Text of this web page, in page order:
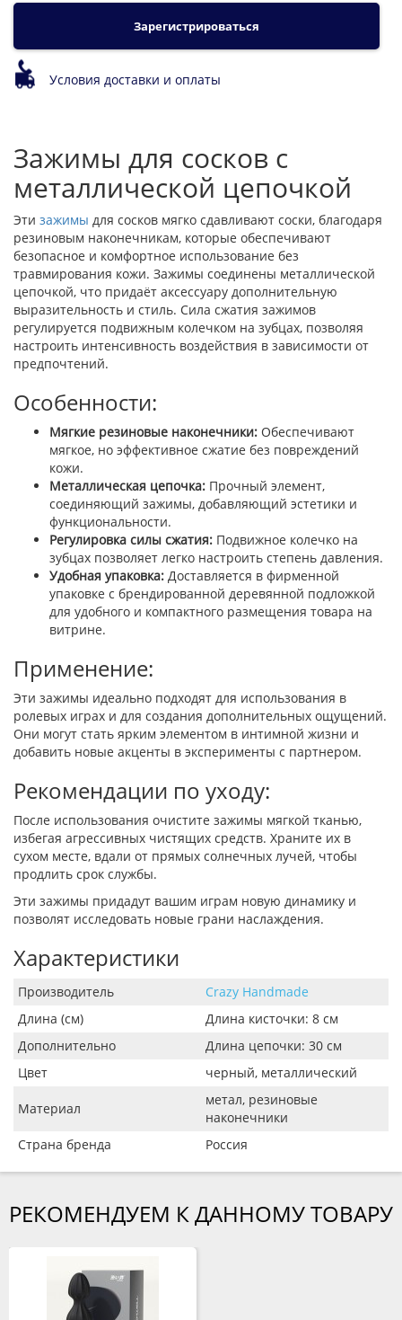
Зарегистрироваться
Условия доставки и оплаты
Зажимы для сосков с
металлической цепочкой
Эти зажимы для сосков мягко сдавливают соски, благодаря
резиновым наконечникам, которые обеспечивают
безопасное и комфортное использование без
травмирования кожи. Зажимы соединены металлической
цепочкой, что придаёт аксессуару дополнительную
выразительность и стиль. Сила сжатия зажимов
регулируется подвижным колечком на зубцах, позволяя
настроить интенсивность воздействия в зависимости от
предпочтений.
Особенности:
Мягкие резиновые наконечники: Обеспечивают
мягкое, но эффективное сжатие без повреждений
кожи.
Металлическая цепочка: Прочный элемент,
соединяющий зажимы, добавляющий эстетики и
функциональности.
Регулировка силы сжатия: Подвижное колечко на
зубцах позволяет легко настроить степень давления.
Удобная упаковка: Доставляется в фирменной
упаковке с брендированной деревянной подложкой
для удобного и компактного размещения товара на
витрине.
Применение:
Эти зажимы идеально подходят для использования в
ролевых играх и для создания дополнительных ощущений.
Они могут стать ярким элементом в интимной жизни и
добавить новые акценты в эксперименты с партнером.
Рекомендации по уходу:
После использования очистите зажимы мягкой тканью,
избегая агрессивных чистящих средств. Храните их в
сухом месте, вдали от прямых солнечных лучей, чтобы
продлить срок службы.
Эти зажимы придадут вашим играм новую динамику и
позволят исследовать новые грани наслаждения.
Характеристики
Производитель
Crazy Handmade
Длина (см)
Длина кисточки: 8 см
Дополнительно
Длина цепочки: 30 см
Цвет
черный, металлический
Материал
метал, резиновые
наконечники
Страна бренда
Россия
РЕКОМЕНДУЕМ К ДАННОМУ ТОВАРУ